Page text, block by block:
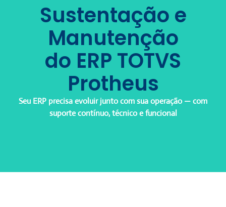
Sustentação e
Manutenção
do ERP TOTVS
Protheus
Seu ERP precisa evoluir junto com sua operação — com
suporte contínuo, técnico e funcional